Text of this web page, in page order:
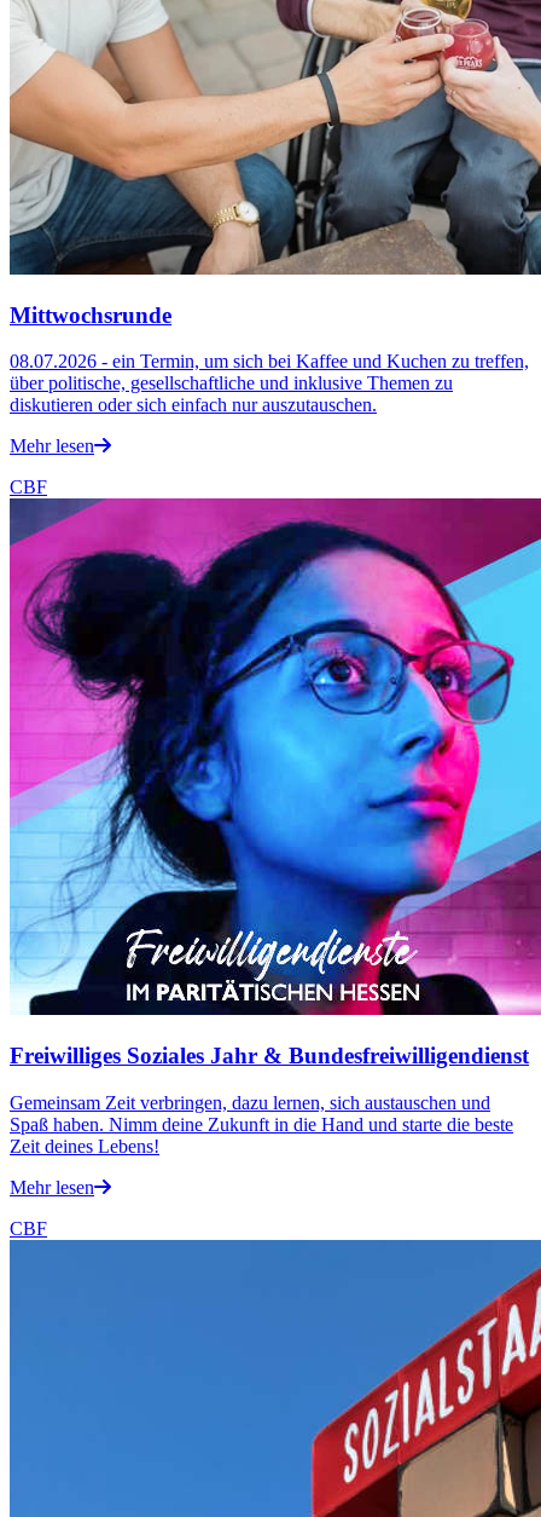
Mittwochsrunde
08.07.2026 - ein Termin, um sich bei Kaffee und Kuchen zu treffen,
über politische, gesellschaftliche und inklusive Themen zu
diskutieren oder sich einfach nur auszutauschen.
Mehr lesen
CBF
Freiwilliges Soziales Jahr & Bundesfreiwilligendienst
Gemeinsam Zeit verbringen, dazu lernen, sich austauschen und
Spaß haben. Nimm deine Zukunft in die Hand und starte die beste
Zeit deines Lebens!
Mehr lesen
CBF